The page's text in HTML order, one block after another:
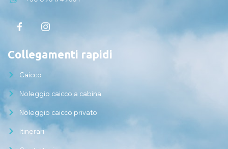
Collegamenti rapidi
Caicco
Noleggio caicco a cabina
Noleggio caicco privato
Itinerari